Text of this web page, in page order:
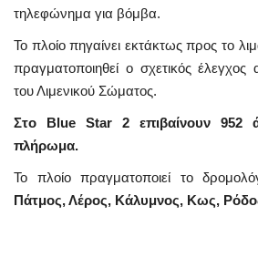
τηλεφώνημα για βόμβα.
Το πλοίο πηγαίνει εκτάκτως προς το
πραγματοποιηθεί ο σχετικός
του Λιμενικού Σώματος.
Στο Blue Star 2 επιβαίνουν 952
πλήρωμα.
Το πλοίο πραγματοποιεί το
Πάτμος, Λέρος, Κάλυμνος, Κως,